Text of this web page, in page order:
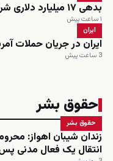
بدهی ۱۷ میلیارد دلاری شرکت ملی نفت به صندوق توسعه ملی
۱ ساعت پیش
ایران
ایران در جریان حملات
3 ساعت پیش
حقوق بشر
حقوق بشر
زندان شیبان اهواز:
انتقال یک فعال مدنی